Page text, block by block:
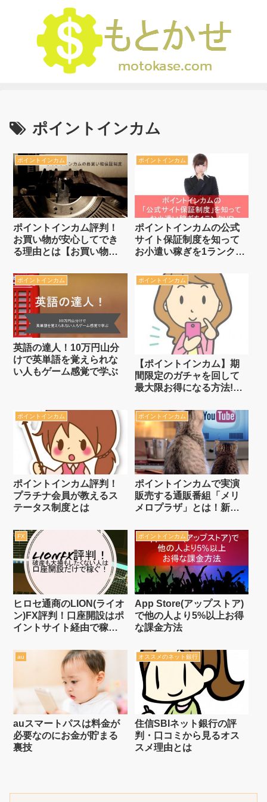
ポイントインカム
ポイントインカム
ポイントインカム評判！
お買い物が安心してでき
る理由とは【お買い物保
ポイントインカム
ポイントインカムの公式
サイト保証制度を知って
お小遣い稼ぎを1ランク
ポイントインカム
英語の達人！10万円山分
けで英単語を覚えられな
い人もゲーム感覚で学ぶ
ポイントインカム
【ポイントインカム】期
間限定のガチャを回して
最大限お得になる方法!毎
ポイントインカム
ポイントインカム評判！
プラチナ会員が教えるス
テータス制度とは
ポイントインカム
ポイントインカムで実演
販売する通販番組「メリ
メロプラザ」とは！新ナ
加納葉月さん 1/13から1ヶ
月間ある罰ゲームを掛け
て勝負中！
FX
ヒロセ通商のLION(ライオ
ン)FX評判！口座開設はポ
イントサイト経由で稼
引で6,000円貰う方法
ポイントインカム
App Store(アップストア)
で他の人より5%以上お得
な課金方法
au
auスマートパスは料金が
必要なのにお金が貯まる
裏技
オススメのネット銀行
住信SBIネット銀行の評
判・口コミから見るオス
スメ理由とは